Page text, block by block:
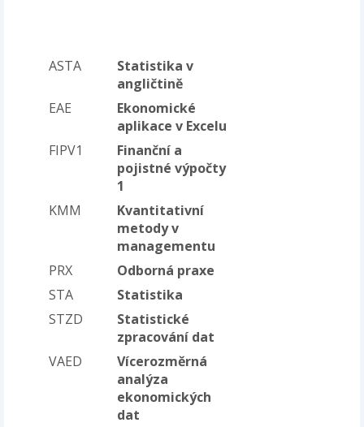
ASTA
Statistika v
angličtině
EAE
Ekonomické
aplikace v Excelu
FIPV1
Finanční a
pojistné výpočty
1
KMM
Kvantitativní
metody v
managementu
PRX
Odborná praxe
STA
Statistika
STZD
Statistické
zpracování dat
VAED
Vícerozměrná
analýza
ekonomických
dat